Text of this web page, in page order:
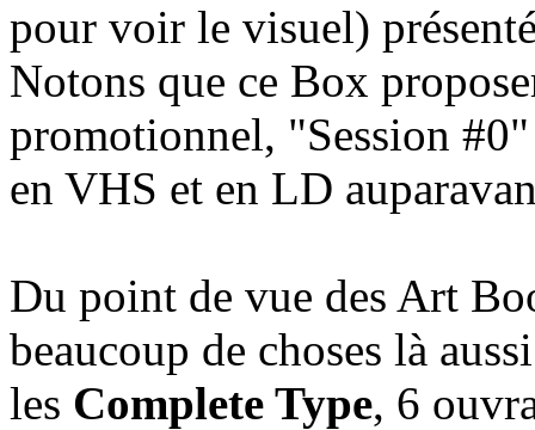
pour voir le visuel)
Notons que ce Box
promotionnel, "Session
en VHS et en LD
Du point de vue des Art
beaucoup de choses là
les Complete Type, 6